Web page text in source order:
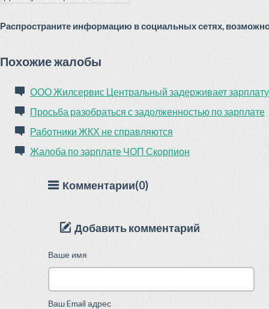
Распространите информацию в социальных сетях,
Похожие жалобы
ООО Жилсервис Центральный задерживает зарплату
Просьба разобраться с задолженностью по зарплате
Работники ЖКХ не справляются
Жалоба по зарплате ЧОП Скорпион
Комментарии(0)
Добавить комментарий
Ваше имя
Ваш Email адрес